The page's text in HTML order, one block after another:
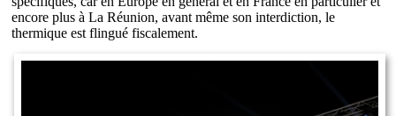
encore plus à La Réunion, avant même son interdiction, le
thermique est flingué fiscalement.